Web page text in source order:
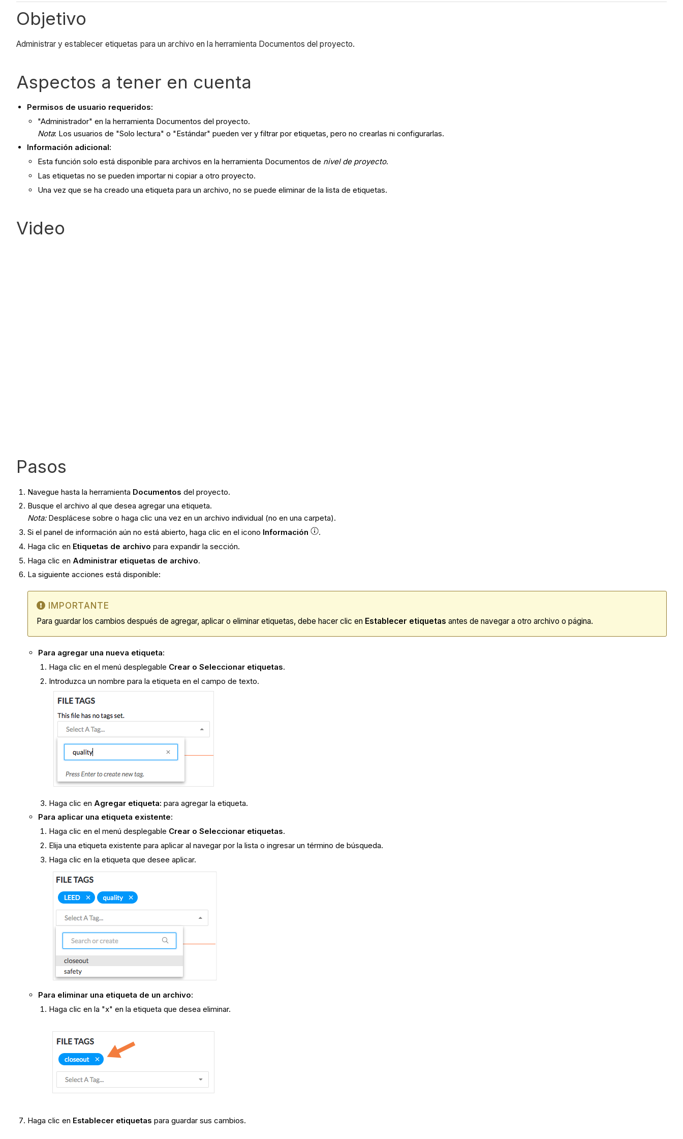
Objetivo
Administrar y establecer etiquetas para un archivo en la herramienta Documentos del proyecto.
Aspectos a tener en cuenta
Permisos de usuario requeridos:
"Administrador" en la herramienta Documentos del proyecto.
Nota: Los usuarios de "Solo lectura" o "Estándar" pueden ver y filtrar por etiquetas, pero no crearlas ni configurarlas.
Información adicional:
Esta función solo está disponible para archivos en la herramienta Documentos de nivel de proyecto.
Las etiquetas no se pueden importar ni copiar a otro proyecto.
Una vez que se ha creado una etiqueta para un archivo, no se puede eliminar de la lista de etiquetas.
Video
Pasos
Navegue hasta la herramienta Documentos del proyecto.
Busque el archivo al que desea agregar una etiqueta.
Nota:Desplácese sobre o haga clic una vez en un archivo individual (no en una carpeta).
Si el panel de información aún no está abierto, haga clic en el icono Información
.
Haga clic en Etiquetas de archivo para expandir la sección.
Haga clic en Administrar etiquetas de archivo.
La siguiente acciones está disponible:
IMPORTANTE
Para guardar los cambios después de agregar, aplicar o eliminar etiquetas, debe hacer clic en Establecer etiquetas antes de navegar a otro archivo o página.
Para agregar una nueva etiqueta:
Haga clic en el menú desplegable Crear o Seleccionar etiquetas.
Introduzca un nombre para la etiqueta en el campo de texto.
Haga clic en Agregar etiqueta: para agregar la etiqueta.
Para aplicar una etiqueta existente:
Haga clic en el menú desplegable Crear o Seleccionar etiquetas.
Elija una etiqueta existente para aplicar al navegar por la lista o ingresar un término de búsqueda.
Haga clic en la etiqueta que desee aplicar.
Para eliminar una etiqueta de un archivo:
Haga clic en la "x" en la etiqueta que desea eliminar.
Haga clic en Establecer etiquetas para guardar sus cambios.